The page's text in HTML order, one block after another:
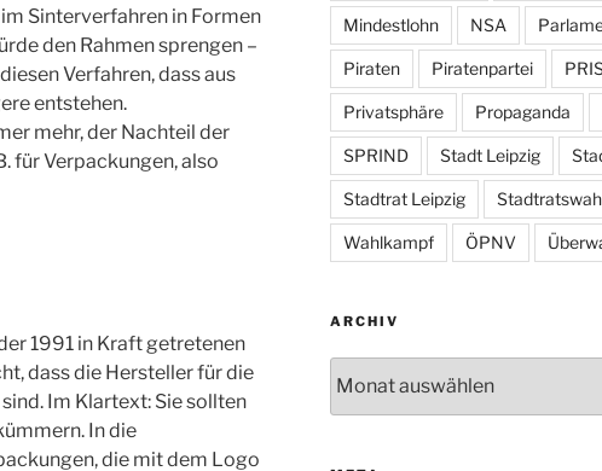
Sinterverfahren in Formen
den Rahmen sprengen –
Verfahren, dass aus
entstehen.
mehr, der Nachteil der
für Verpackungen, also
1991 in Kraft getretenen
dass die Hersteller für die
Im Klartext: Sie sollten
In die
die mit dem Logo
Mindestlohn NSA
Piraten Piratenpartei
Privatsphäre Propaganda
SPRIND Stadt Leipzig
Stadtrat Leipzig
Wahlkampf ÖPNV
ARCHIV